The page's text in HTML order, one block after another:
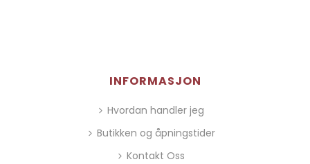
INFORMASJON
Hvordan handler jeg
Butikken og åpningstider
Kontakt Oss